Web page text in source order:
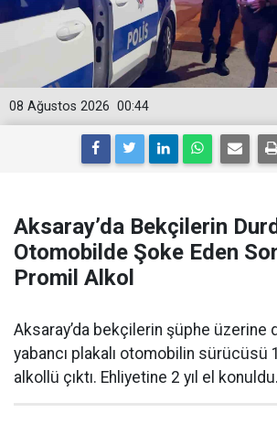
00:44
08 Ağustos 2026
Aksaray’da Bekçilerin
Otomobilde Şoke Eden
Promil Alkol
Aksaray’da bekçilerin şüphe üzerine
yabancı plakalı otomobilin sürücüsü
alkollü çıktı. Ehliyetine 2 yıl el konuldu.